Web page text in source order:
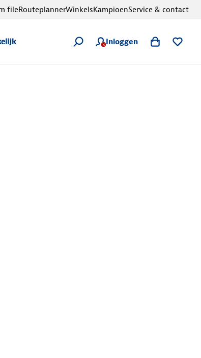
Inloggen
fileRouteplannerWinkelsKampioenService & contact